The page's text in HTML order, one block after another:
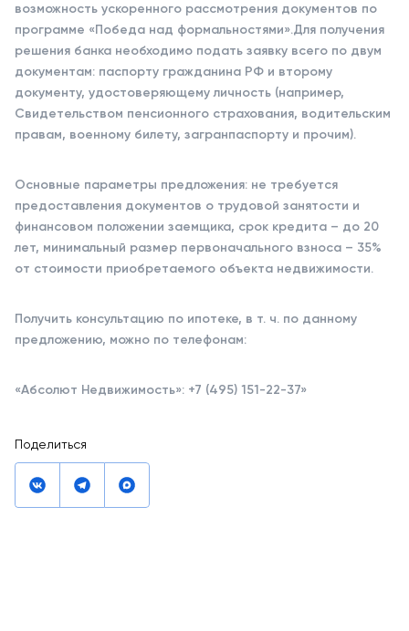
возможность ускоренного рассмотрения документов по
программе «Победа над формальностями».Для получения
решения банка необходимо подать заявку всего по двум
документам: паспорту гражданина РФ и второму
документу, удостоверяющему личность (например,
Свидетельством пенсионного страхования, водительским
правам, военному билету, загранпаспорту и прочим).
Основные параметры предложения: не требуется
предоставления документов о трудовой занятости и
финансовом положении заемщика, срок кредита – до 20
лет, минимальный размер первоначального взноса – 35%
от стоимости приобретаемого объекта недвижимости.
Получить консультацию по ипотеке, в т. ч. по данному
предложению, можно по телефонам:
«Абсолют Недвижимость»: +7 (495) 151-22-37»
Поделиться